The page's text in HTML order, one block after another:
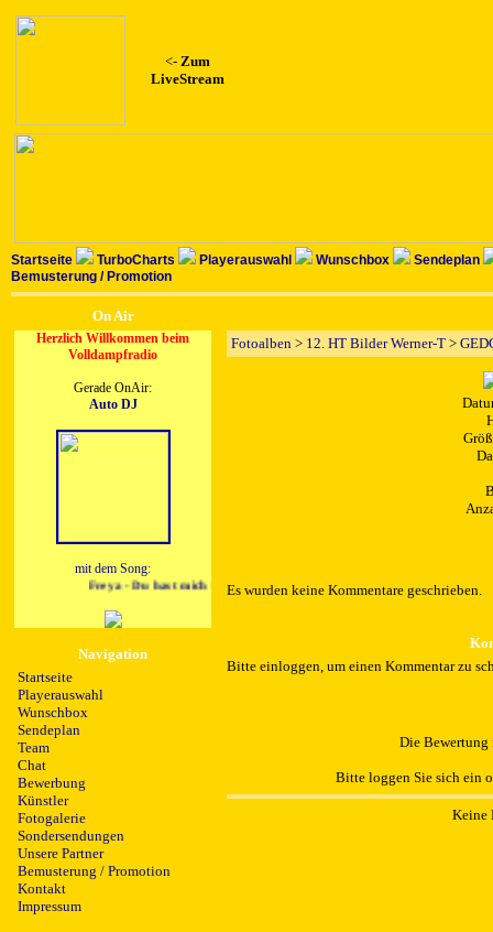
<- Zum
LiveStream
Startseite TurboCharts Playerauswahl Wunschbox
Sendeplan
Bemusterung / Promotion
On Air
Herzlich Willkommen beim
Volldampfradio
Gerade OnAir:
Auto DJ
mit dem Song:
Freya - Du hast mich tausendmal belogen
Navigation
Startseite
Playerauswahl
Wunschbox
Sendeplan
Team
Chat
Bewerbung
Künstler
Fotogalerie
Sondersendungen
Unsere Partner
Bemusterung / Promotion
Kontakt
Impressum
Fotoalben > 12. HT Bilder Werner-T >
Es wurden keine Kommentare geschrieben.
Bitte einloggen, um einen Kommentar zu
Die
Bitte loggen Sie sich ein
Keine